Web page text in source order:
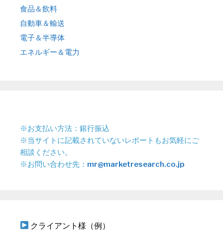
食品＆飲料
自動車＆輸送
電子＆半導体
エネルギー＆電力
※お支払い方法：銀行振込
※当サイトに記載されていないレポートもお気軽にご
相談ください。
※お問い合わせ先： mr@marketresearch.co.jp
クライアント様（例）